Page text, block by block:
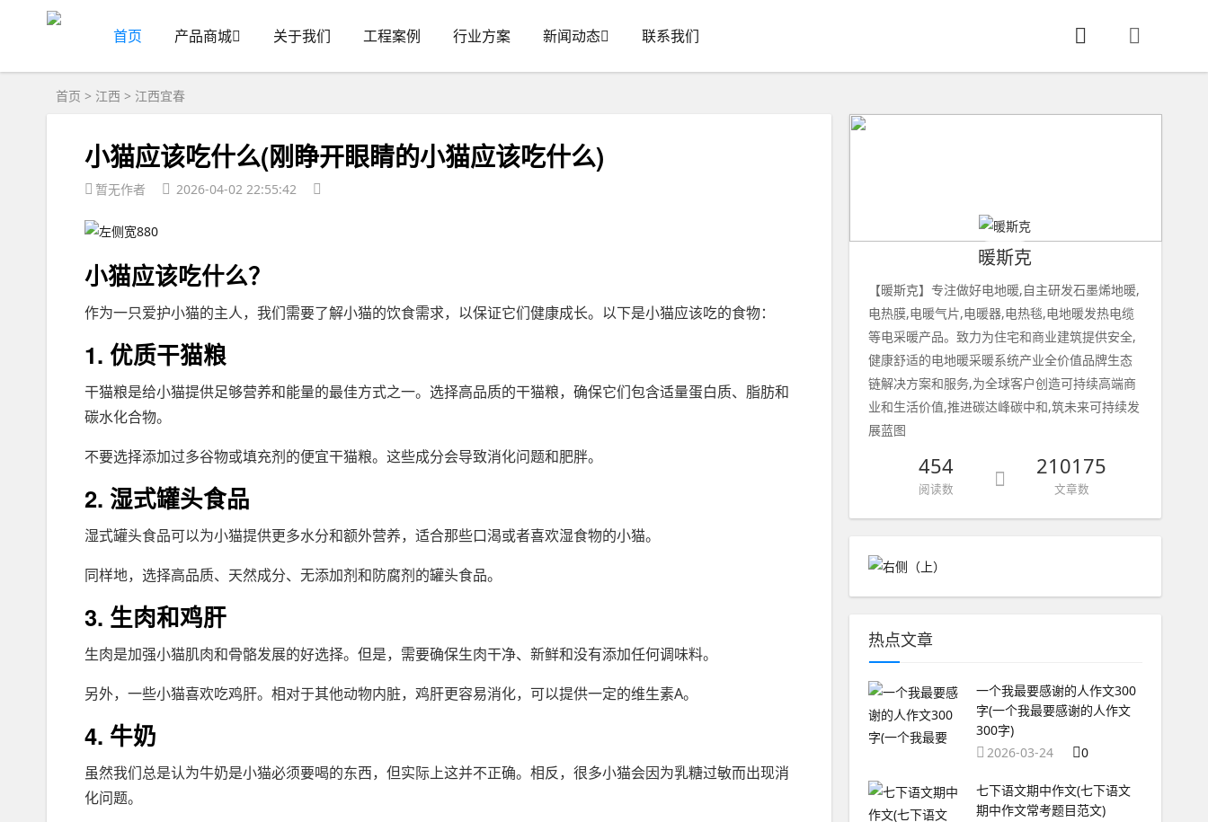
首页 产品商城 关于我们 工程案例 行业方案 新闻动态 联系我们
首页 > 江西 > 江西宜春
小猫应该吃什么(刚睁开眼睛的小猫应该吃什么)
暂无作者 2026-04-02 22:55:42
小猫应该吃什么？
作为一只爱护小猫的主人，我们需要了解小猫的饮食需求，以保证它们健康成长。以下是小猫应该吃的食物：
1. 优质干猫粮
干猫粮是给小猫提供足够营养和能量的最佳方式之一。选择高品质的干猫粮，确保它们包含适量蛋白质、脂肪和
碳水化合物。
不要选择添加过多谷物或填充剂的便宜干猫粮。这些成分会导致消化问题和肥胖。
2. 湿式罐头食品
湿式罐头食品可以为小猫提供更多水分和额外营养，适合那些口渴或者喜欢湿食物的小猫。
同样地，选择高品质、天然成分、无添加剂和防腐剂的罐头食品。
3. 生肉和鸡肝
生肉是加强小猫肌肉和骨骼发展的好选择。但是，需要确保生肉干净、新鲜和没有添加任何调味料。
另外，一些小猫喜欢吃鸡肝。相对于其他动物内脏，鸡肝更容易消化，可以提供一定的维生素A。
4. 牛奶
虽然我们总是认为牛奶是小猫必须要喝的东西，但实际上这并不正确。相反，很多小猫会因为乳糖过敏而出现消
化问题。
暖斯克
【暖斯克】专注做好电地暖,自主研发石墨烯地暖,
电热膜,电暖气片,电暖器,电热毯,电地暖发热电缆
等电采暖产品。致力为住宅和商业建筑提供安全,
健康舒适的电地暖采暖系统产业全价值品牌生态
链解决方案和服务,为全球客户创造可持续高端商
业和生活价值,推进碳达峰碳中和,筑未来可持续发
展蓝图
454
阅读数
210175
文章数
热点文章
一个我最要感谢的人作文300
字(一个我最要感谢的人作文
300字)
2026-03-24
0
七下语文期中作文(七下语文
期中作文常考题目范文)